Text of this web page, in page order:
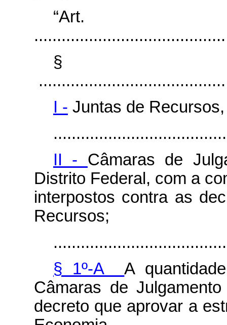
§
I - Juntas de
II - Câmaras de
Distrito Federal, com a
interpostos contra as
Recursos;
§ 1º-AA
Câmaras de
decreto que aprovar a